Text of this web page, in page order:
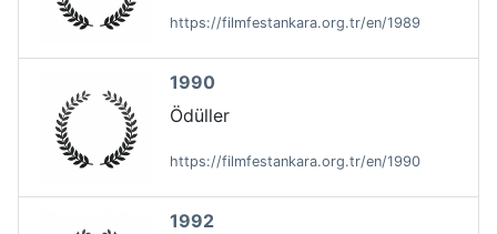
https://filmfestankara.org.tr/en/1989
1990
Ödüller
https://filmfestankara.org.tr/en/1990
1992